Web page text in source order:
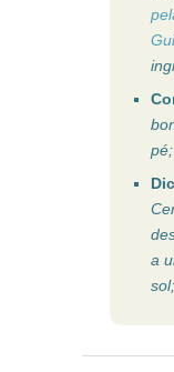
pé;
a
sol;